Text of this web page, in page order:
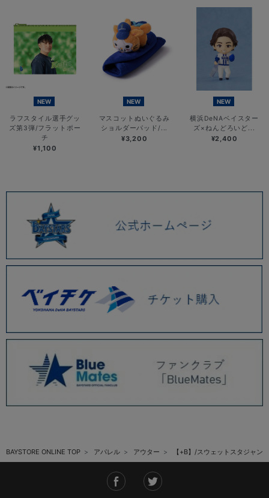
NEW
ラフスタイル選手グッ
ズ第3弾/フラットポー
チ
¥1,100
NEW
マスコットぬいぐるみ
ショルダーパッド/...
¥3,200
NEW
横浜DeNAベイスター
ズ×ねんどろいど...
¥2,400
BAYSTORE ONLINE TOP アパレル アウター 【+B】/スウェットスタジャン